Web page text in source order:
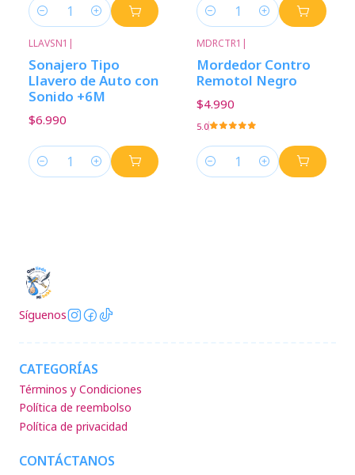
Cantidad Cantidad
LLAVSN1 |
Sonajero Tipo
Llavero de Auto con
Sonido +6M
$6.990
Cantidad
MDRCTR1 |
Mordedor Contro
Remotol Negro
$4.990
5.0
Cantidad
Síguenos
CATEGORÍAS
Términos y Condiciones
Política de reembolso
Política de privacidad
CONTÁCTANOS